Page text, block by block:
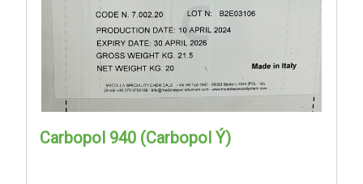
Carbopol 940 (Carbopol Ý)